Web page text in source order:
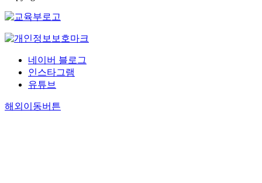
네이버 블로그
인스타그램
유튜브
해외이동버튼